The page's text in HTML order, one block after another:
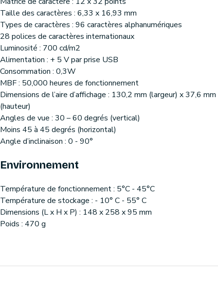
Taille des caractères : 6,33 x 16,93 mm
Types de caractères : 96 caractères alphanumériques
28 polices de caractères internationaux
Luminosité : 700 cd/m2
Alimentation : + 5 V par prise USB
Consommation : 0,3W
MBF : 50,000 heures de fonctionnement
Dimensions de l’aire d’affichage : 130,2 mm (largeur) x 37,6 mm
(hauteur)
Angles de vue : 30 – 60 degrés (vertical)
Moins 45 à 45 degrés (horizontal)
Angle d’inclinaison : 0 - 90°
Environnement
Température de fonctionnement : 5°C - 45°C
Température de stockage : - 10° C - 55° C
Dimensions (L x H x P) : 148 x 258 x 95 mm
Poids : 470 g